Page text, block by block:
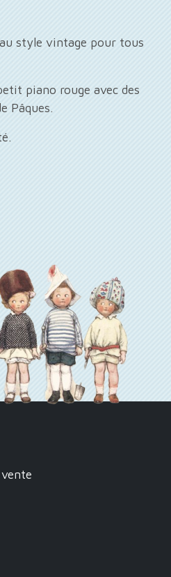
style vintage pour tous
piano rouge avec des
Pâques.